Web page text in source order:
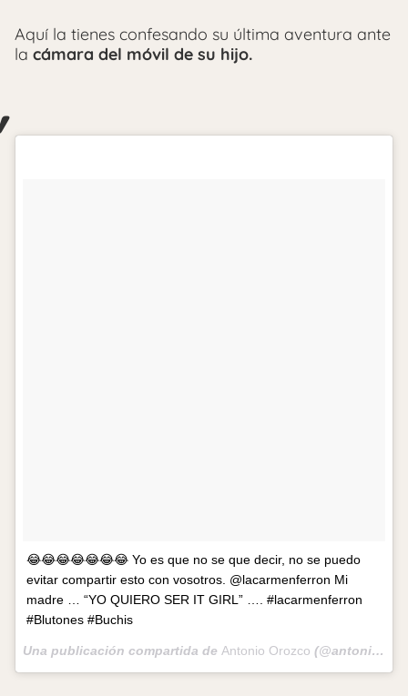
Aquí la tienes confesando su última aventura ante
la cámara del móvil de su hijo.
😂😂😂😂😂😂😂 Yo es que no se que decir, no se puedo
evitar compartir esto con vosotros. @lacarmenferron Mi
madre … “YO QUIERO SER IT GIRL” …. #lacarmenferron
#Blutones #Buchis
Una publicación compartida de Antonio Orozco (@antoniorozco10) el